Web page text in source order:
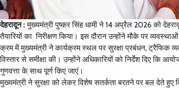
देहरादून :मुख्यमंत्री पुष्कर सिंह धामी ने 14 अप्रैल 2026 को
तैयारियों का निरीक्षण किया। इस दौरान उन्होंने मौके पर
क्रम में मुख्यमंत्री ने कार्यक्रम स्थल पर सुरक्षा प्रबंधन, ट्रैफिक
विस्तार से समीक्षा की। उन्होंने अधिकारियों को निर्देश दिए कि
गुणवत्ता के साथ पूर्ण किए जाएं।
मुख्यमंत्री ने सुरक्षा को लेकर विशेष सतर्कता बरतने पर बल देते हुए